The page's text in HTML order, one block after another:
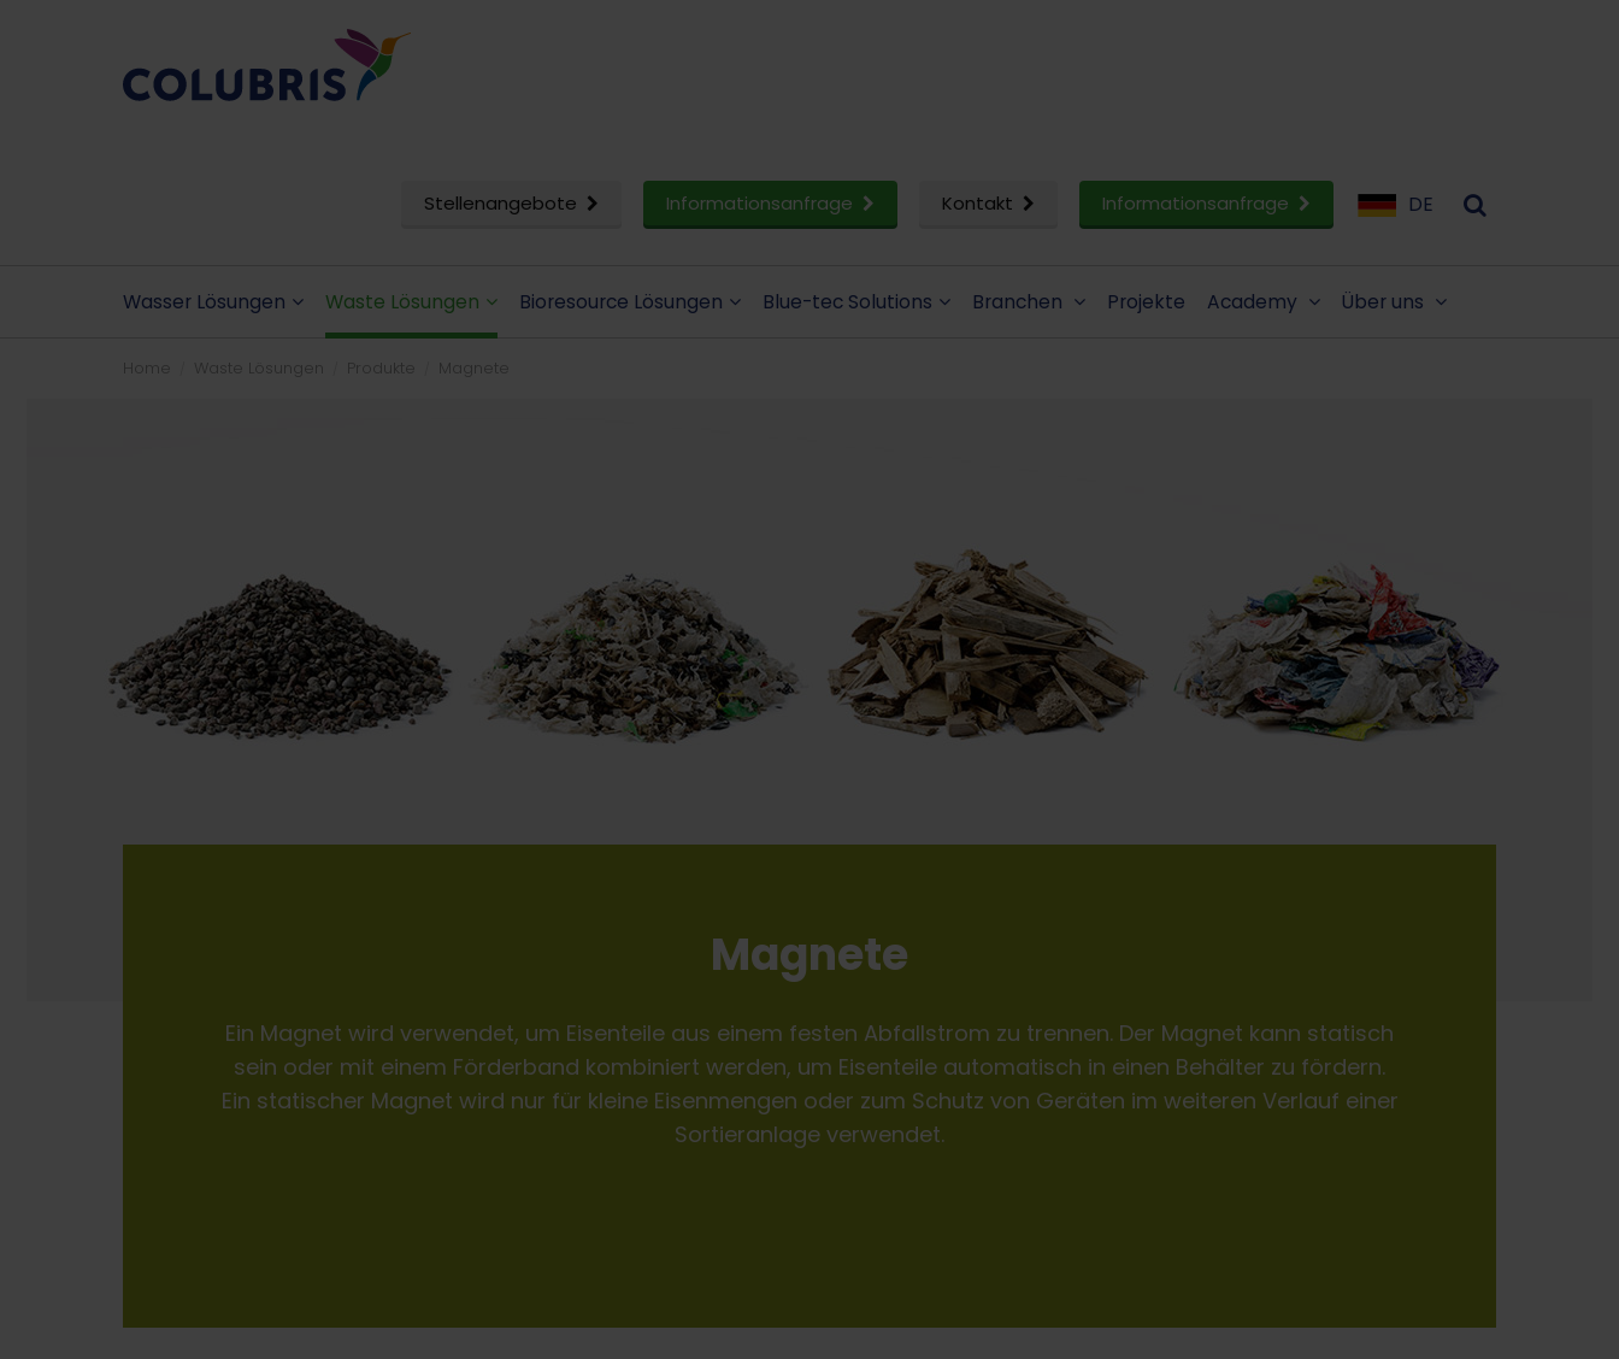
Stellenangebote Informationsanfrage Kontakt Informationsanfrage DE
Wasser Lösungen Waste Lösungen Bioresource Lösungen Blue-tec Solutions Branchen Projekte Academy Über uns
Home Waste Lösungen Produkte Magnete
Magnete
Ein Magnet wird verwendet, um Eisenteile aus einem festen Abfallstrom zu trennen. Der Magnet kann statisch
sein oder mit einem Förderband kombiniert werden, um Eisenteile automatisch in einen Behälter zu fördern.
Ein statischer Magnet wird nur für kleine Eisenmengen oder zum Schutz von Geräten im weiteren Verlauf einer
Sortieranlage verwendet.